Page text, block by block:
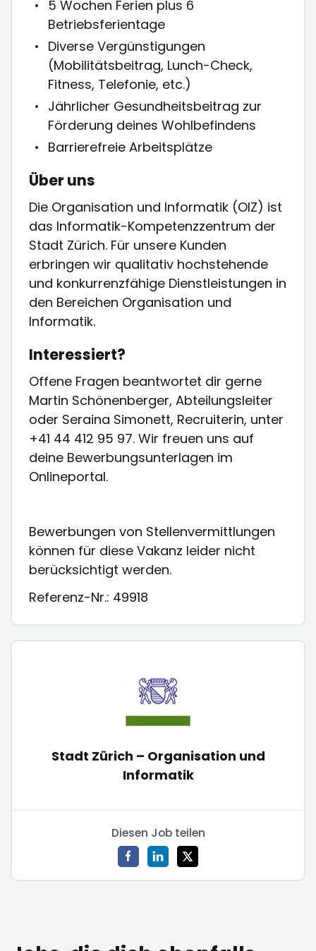
5 Wochen Ferien plus 6
Betriebsferientage
Diverse Vergünstigungen
(Mobilitätsbeitrag, Lunch-Check,
Fitness, Telefonie, etc.)
Jährlicher Gesundheitsbeitrag zur
Förderung deines Wohlbefindens
Barrierefreie Arbeitsplätze
Über uns
Die Organisation und Informatik (OIZ) ist
das Informatik-Kompetenzzentrum der
Stadt Zürich. Für unsere Kunden
erbringen wir qualitativ hochstehende
und konkurrenzfähige Dienstleistungen in
den Bereichen Organisation und
Informatik.
Interessiert?
Offene Fragen beantwortet dir gerne
Martin Schönenberger, Abteilungsleiter
oder Seraina Simonett, Recruiterin, unter
+41 44 412 95 97. Wir freuen uns auf
deine Bewerbungsunterlagen im
Onlineportal.
Bewerbungen von Stellenvermittlungen
können für diese Vakanz leider nicht
berücksichtigt werden.
Referenz-Nr.: 49918
Stadt Zürich – Organisation und
Informatik
Diesen Job teilen